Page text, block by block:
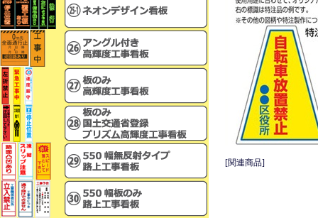
[関連商品]